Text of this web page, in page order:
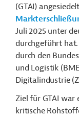
(GTAI)
Juli 2025 unter
durchgeführt
durch den
und Logistik
Digitalindustrie
Ziel für GTAI war
kritische